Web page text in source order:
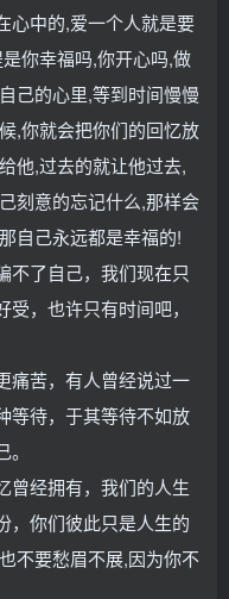
心中的,爱一个人就是要
你幸福吗,你开心吗,做
己的心里,等到时间慢慢
,你就会把你们的回忆放
他,过去的就让他过去,
刻意的忘记什么,那样会
自己永远都是幸福的!
不了自己，我们现在只
，也许只有时间吧，
痛苦，有人曾经说过一
等待，于其等待不如放
曾经拥有，我们的人生
，你们彼此只是人生的
不要愁眉不展,因为你不